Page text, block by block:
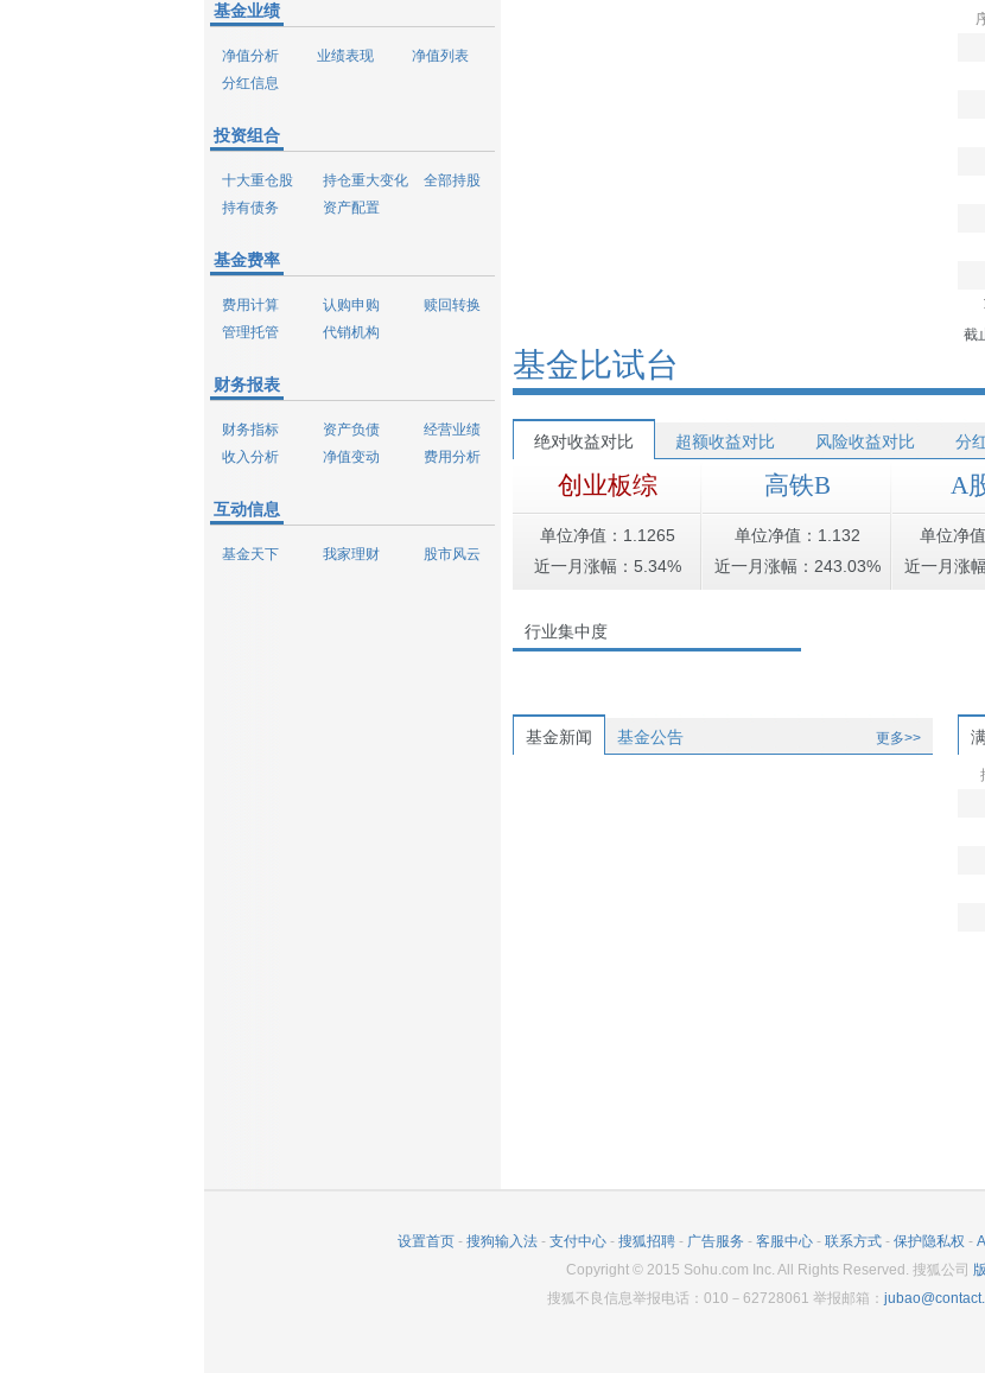
基金业绩
净值分析 业绩表现
净值列表
分红信息
投资组合
十大重仓股 持仓重大变化
全部持股
持有债务
资产配置
基金费率
费用计算 认购申购
赎回转换
管理托管
代销机构
财务报表
财务指标 资产负债
经营业绩
收入分析
净值变动 费用分析
互动信息
基金天下 我家理财 股市风云
截
基金比试台
绝对收益对比 超额收益对比 风险收益对比 分
创业板综
单位净值：1.1265
近一月涨幅：5.34%
高铁B
单位净值：1.132
近一月涨幅：243.03%
A
单位净
近一月涨
行业集中度
基金新闻 基金公告 更多>>
设置首页 - 搜狗输入法 - 支付中心 - 搜狐招聘 - 广告服务 - 客服中心 - 联系方式 - 保护隐私权 -
Copyright ©2015 Sohu.com Inc. All Rights Reserved. 搜狐公司
搜狐不良信息举报电话：010－62728061 举报邮箱：